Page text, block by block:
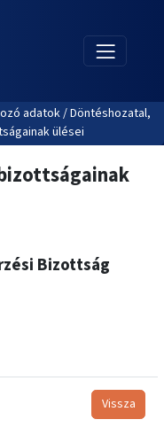
adatok / Döntéshozatal,
ülései
Bizottság
Vissza